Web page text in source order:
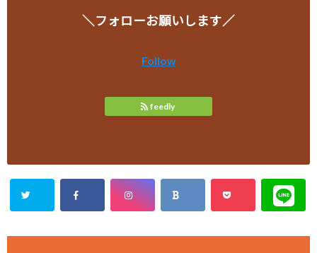
＼フォローお願いします／
Follow
feedly